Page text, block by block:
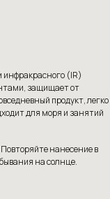
инфракрасного (IR)
защищает от
продукт, легко
для моря и занятий
нанесение в
на солнце.